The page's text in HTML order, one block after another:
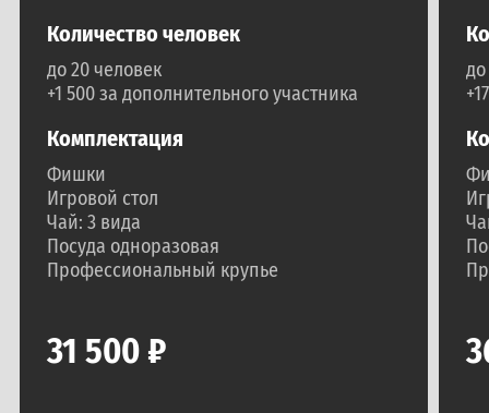
Количество человек
до 20 человек
+1 500 за дополнительного участника
Комплектация
Фишки
Игровой стол
Чай: 3 вида
Посуда одноразовая
Профессиональный крупье
31 500 ₽